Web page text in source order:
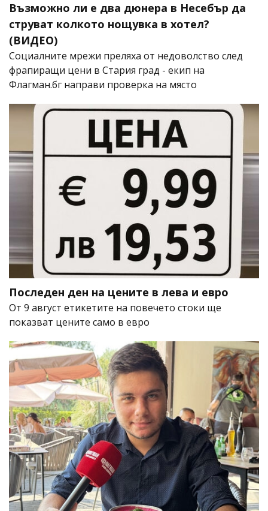
Възможно ли е два дюнера в Несебър да
струват колкото нощувка в хотел?
(ВИДЕО)
Социалните мрежи преляха от недоволство след
фрапиращи цени в Стария град - екип на
Флагман.бг направи проверка на място
Последен ден на цените в лева и евро
От 9 август етикетите на повечето стоки ще
показват цените само в евро